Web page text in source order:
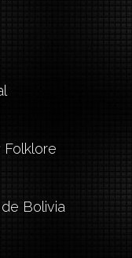
Folklore
Bolivia